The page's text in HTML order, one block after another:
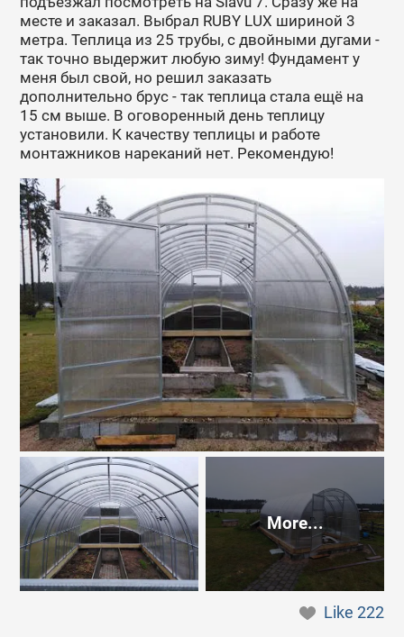
месте и заказал. Выбрал RUBY LUX шириной 3
метра. Теплица из 25 трубы, с двойными дугами -
так точно выдержит любую зиму! Фундамент у
меня был свой, но решил заказать
дополнительно брус - так теплица стала ещё на
15 см выше. В оговоренный день теплицу
установили. К качеству теплицы и работе
монтажников нареканий нет. Рекомендую!
More...
Like222